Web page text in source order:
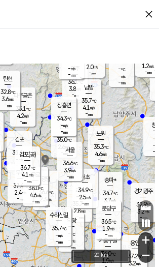
close
양주
36.1℃
3.8
-mm
과천
35.7℃
2.8m/s
- mm
용인
37.2℃
3.2m/s
경기광주
32.9℃
3.2m/s
-mm
파주금촌
35.1℃
4.2m/s
-mm
-℃
-m/s
-mm
창
-
-m/
-
탄현
32.8℃
3.6m/s
-mm
1.2m/s
-mm
의왕
- ℃
-m/s
-mm
김포
35.6℃
-m/s
mm
광명
36.6 ℃
2.3 m/s
-mm
부천
37.4℃
2.4m/s
-mm
구로
38.0℃
4.6m/s
-mm
은평
35.0℃
2.6 m/s
- mm
노원
35.3℃
4.6m/s
-mm
송파*
34.7℃
3.7m/s
-mm
서초
34.9℃
2.5m/s
-mm
남방
35.7℃
4.1 m/s
-mm
기흥구갈
36.0℃
1.9m/s
-
수리산길
35.7℃
-m/s
-mm
분당구
36.5℃
1.9m/s
-mm
장흥면
34.3℃
-m/s
-mm
-m/s
-mm
김포(공)
36.7℃
4.1 m/s
-mm
서울
36.6℃
3.9m/s
-mm
2.0m/s
-mm
+
−
20 km